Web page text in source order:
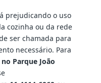
prejudicando o uso
cozinha ou da rede
ser chamada para
necessário. Para
Parque João